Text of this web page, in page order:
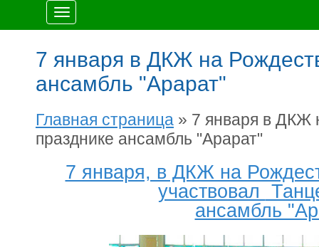
Меню
7 января в ДКЖ на
ансамбль "Арарат"
Главная страница » 7 января в ДКЖ
празднике ансамбль "Арарат"
7 января, в ДКЖ на
участвовал
ансамбль